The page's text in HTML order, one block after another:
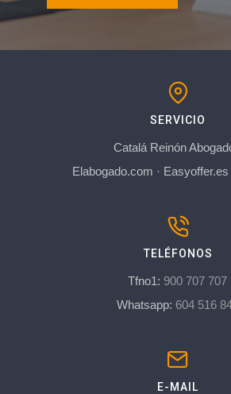
SERVICIO
Catalá Reinón
Elabogado.com · Easyoffer.es
TELÉFONOS
Tfno1: 900 707 707
Whatsapp: 604 516
E-MAIL